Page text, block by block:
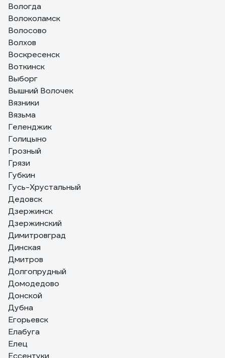
Вологда
Волоколамск
Волосово
Волхов
Воскресенск
Воткинск
Выборг
Вышний Волочек
Вязники
Вязьма
Геленджик
Голицыно
Грозный
Грязи
Губкин
Гусь-Хрустальный
Дедовск
Дзержинск
Дзержинский
Димитровград
Динская
Дмитров
Долгопрудный
Домодедово
Донской
Дубна
Егорьевск
Елабуга
Елец
Ессентуки